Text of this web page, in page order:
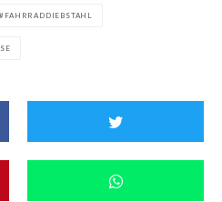
FAHRRADDIEBSTAHL